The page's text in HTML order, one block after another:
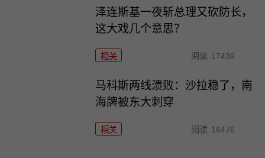
泽连斯基一夜斩总理又砍防长，
这大戏几个意思？
相关 阅读 17439
马科斯两线溃败：沙拉稳了，南
海牌被东大刺穿
相关 阅读 16476